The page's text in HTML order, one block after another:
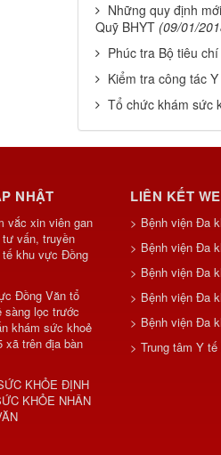
Những quy định
Quỹ BHYT (09/01/
Phúc tra Bộ tiêu
Kiểm tra công tác
Tổ chức khám sức
NHẬT
vắc xin viên gan
vấn, truyền
tế khu vực Đồng
Đồng Văn tổ
sàng lọc trước
khám sức khoẻ
xã trên địa bàn
KHỎE ĐỊNH
KHỎE NHÂN
LIÊN KẾT
> Bệnh viện Đa
> Bệnh viện Đa
> Bệnh viện Đa
> Bệnh viện Đa
> Bệnh viện Đa
> Trung tâm Y